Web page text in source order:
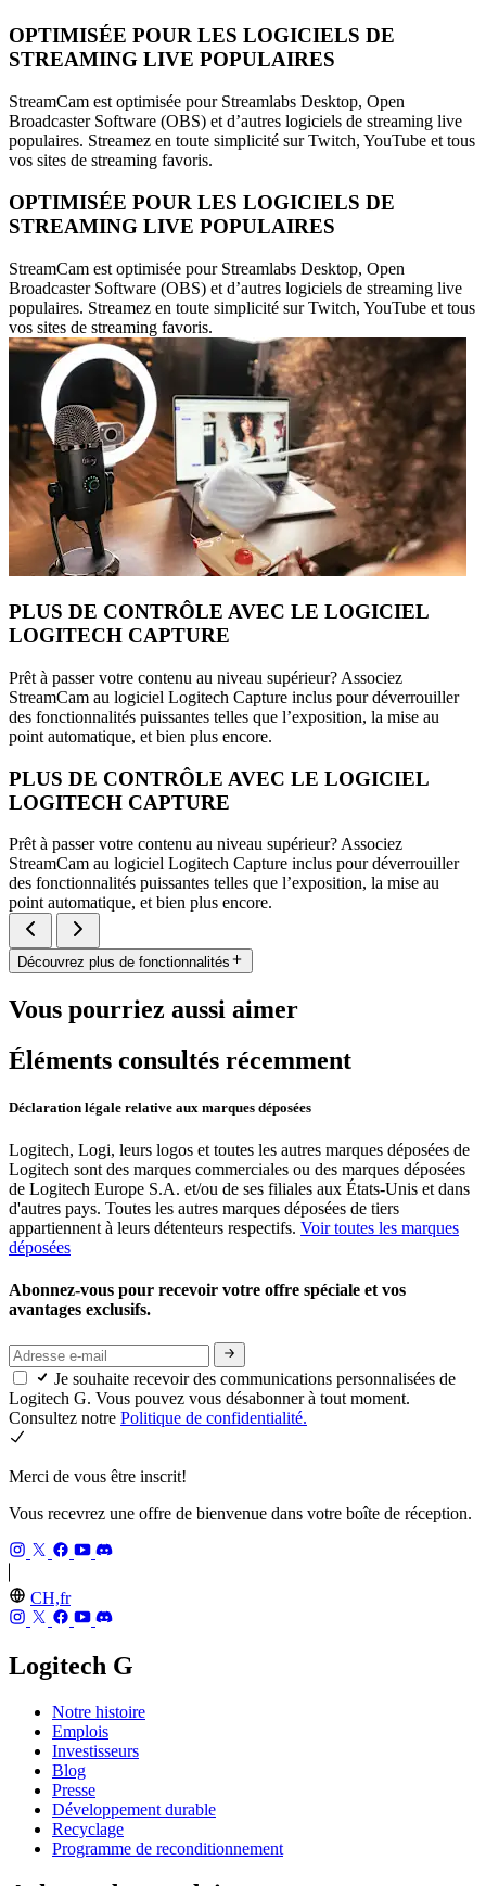
OPTIMISÉE POUR LES LOGICIELS DE
STREAMING LIVE POPULAIRES
StreamCam est optimisée pour Streamlabs Desktop, Open
Broadcaster Software (OBS) et d’autres logiciels de streaming live
populaires. Streamez en toute simplicité sur Twitch, YouTube et tous
vos sites de streaming favoris.
OPTIMISÉE POUR LES LOGICIELS DE
STREAMING LIVE POPULAIRES
StreamCam est optimisée pour Streamlabs Desktop, Open
Broadcaster Software (OBS) et d’autres logiciels de streaming live
populaires. Streamez en toute simplicité sur Twitch, YouTube et tous
vos sites de streaming favoris.
PLUS DE CONTRÔLE AVEC LE LOGICIEL
LOGITECH CAPTURE
Prêt à passer votre contenu au niveau supérieur? Associez
StreamCam au logiciel Logitech Capture inclus pour déverrouiller
des fonctionnalités puissantes telles que l’exposition, la mise au
point automatique, et bien plus encore.
PLUS DE CONTRÔLE AVEC LE LOGICIEL
LOGITECH CAPTURE
Prêt à passer votre contenu au niveau supérieur? Associez
StreamCam au logiciel Logitech Capture inclus pour déverrouiller
des fonctionnalités puissantes telles que l’exposition, la mise au
point automatique, et bien plus encore.
Découvrez plus de fonctionnalités
Vous pourriez aussi aimer
Éléments consultés récemment
Déclaration légale relative aux marques déposées
Logitech, Logi, leurs logos et toutes les autres marques déposées de
Logitech sont des marques commerciales ou des marques déposées
de Logitech Europe S.A. et/ou de ses filiales aux États-Unis et dans
d'autres pays. Toutes les autres marques déposées de tiers
appartiennent à leurs détenteurs respectifs. Voir toutes les marques
déposées
Abonnez-vous pour recevoir votre offre spéciale et vos
avantages exclusifs.
Je souhaite recevoir des communications personnalisées de
Logitech G. Vous pouvez vous désabonner à tout moment.
Consultez notre Politique de confidentialité.
Merci de vous être inscrit!
Vous recevrez une offre de bienvenue dans votre boîte de réception.
CH,fr
Logitech G
Notre histoire
Emplois
Investisseurs
Blog
Presse
Développement durable
Recyclage
Programme de reconditionnement